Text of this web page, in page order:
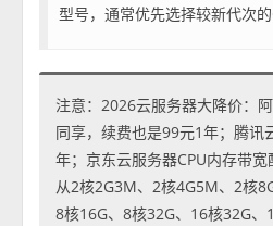
型号，通常优先选择较新代次的
注意：2026云服务器大降价：
同享，续费也是99元1年；腾讯
年；京东云服务器CPU内存带
从2核2G3M、2核4G5M、2核
8核16G、8核32G、16核32G、